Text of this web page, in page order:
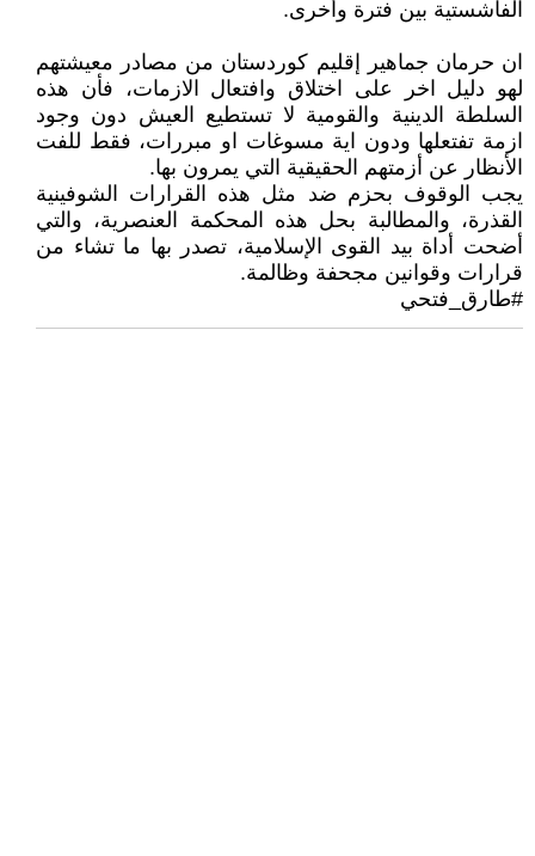
الفاشستية بين فترة وأخرى.
ان حرمان جماهير إقليم كوردستان من مصادر معيشتهم
لهو دليل اخر على اختلاق وافتعال الازمات، فأن هذه
السلطة الدينية والقومية لا تستطيع العيش دون وجود
ازمة تفتعلها ودون اية مسوغات او مبررات، فقط للفت
الأنظار عن أزمتهم الحقيقية التي يمرون بها.
يجب الوقوف بحزم ضد مثل هذه القرارات الشوفينية
القذرة، والمطالبة بحل هذه المحكمة العنصرية، والتي
أضحت أداة بيد القوى الإسلامية، تصدر بها ما تشاء من
قرارات وقوانين مجحفة وظالمة.
#طارق_فتحي